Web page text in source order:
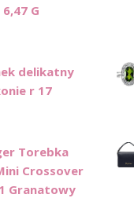
G
delikatny
r 17
Torebka
Crossover
Granatowy